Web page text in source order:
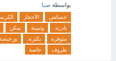
بواسطة صبا
خصائص الأحجار
نادرة،
وثمينة يمكن
متوفرة
بكثرة،
ظروف
خاصة